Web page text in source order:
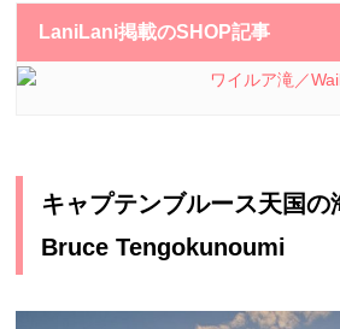
LaniLani掲載のSHOP記事
ワイルア滝／
キャプテンブルース天国
Bruce Tengokunoumi